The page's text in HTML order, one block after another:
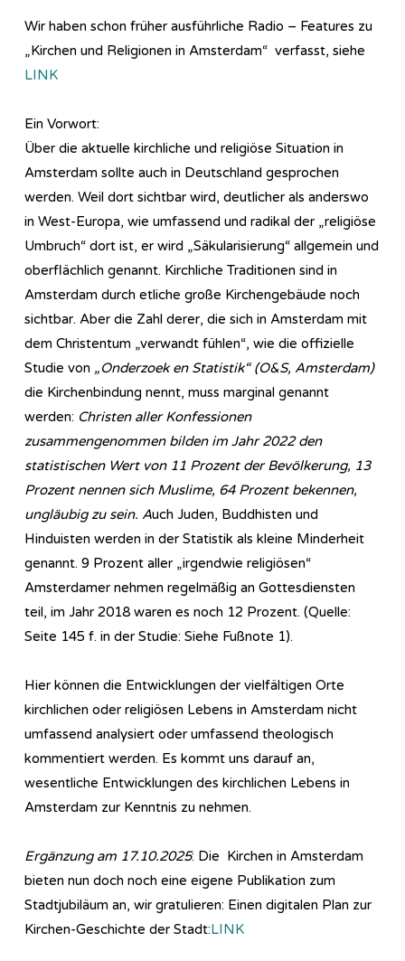
Wir haben schon früher ausführliche Radio – Features zu
„Kirchen und Religionen in Amsterdam“ verfasst, siehe
LINK
Ein Vorwort:
Über die aktuelle kirchliche und religiöse Situation in
Amsterdam sollte auch in Deutschland gesprochen
werden. Weil dort sichtbar wird, deutlicher als anderswo
in West-Europa, wie umfassend und radikal der „religiöse
Umbruch“ dort ist, er wird „Säkularisierung“ allgemein und
oberflächlich genannt. Kirchliche Traditionen sind in
Amsterdam durch etliche große Kirchengebäude noch
sichtbar. Aber die Zahl derer, die sich in Amsterdam mit
dem Christentum „verwandt fühlen“, wie die offizielle
Studie von „Onderzoek en Statistik“ (O&S, Amsterdam)
die Kirchenbindung nennt, muss marginal genannt
werden: Christen aller Konfessionen
zusammengenommen bilden im Jahr 2022 den
statistischen Wert von 11 Prozent der Bevölkerung, 13
Prozent nennen sich Muslime, 64 Prozent bekennen,
ungläubig zu sein. Auch Juden, Buddhisten und
Hinduisten werden in der Statistik als kleine Minderheit
genannt. 9 Prozent aller „irgendwie religiösen“
Amsterdamer nehmen regelmäßig an Gottesdiensten
teil, im Jahr 2018 waren es noch 12 Prozent. (Quelle:
Seite 145 f. in der Studie: Siehe Fußnote 1).
Hier können die Entwicklungen der vielfältigen Orte
kirchlichen oder religiösen Lebens in Amsterdam nicht
umfassend analysiert oder umfassend theologisch
kommentiert werden. Es kommt uns darauf an,
wesentliche Entwicklungen des kirchlichen Lebens in
Amsterdam zur Kenntnis zu nehmen.
Ergänzung am 17.10.2025: Die Kirchen in Amsterdam
bieten nun doch noch eine eigene Publikation zum
Stadtjubiläum an, wir gratulieren: Einen digitalen Plan zur
Kirchen-Geschichte der Stadt:LINK